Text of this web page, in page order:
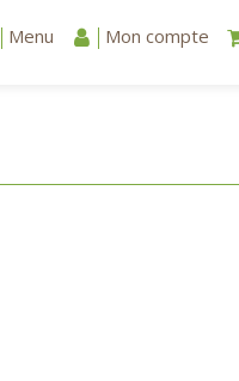
Menu Mon compte